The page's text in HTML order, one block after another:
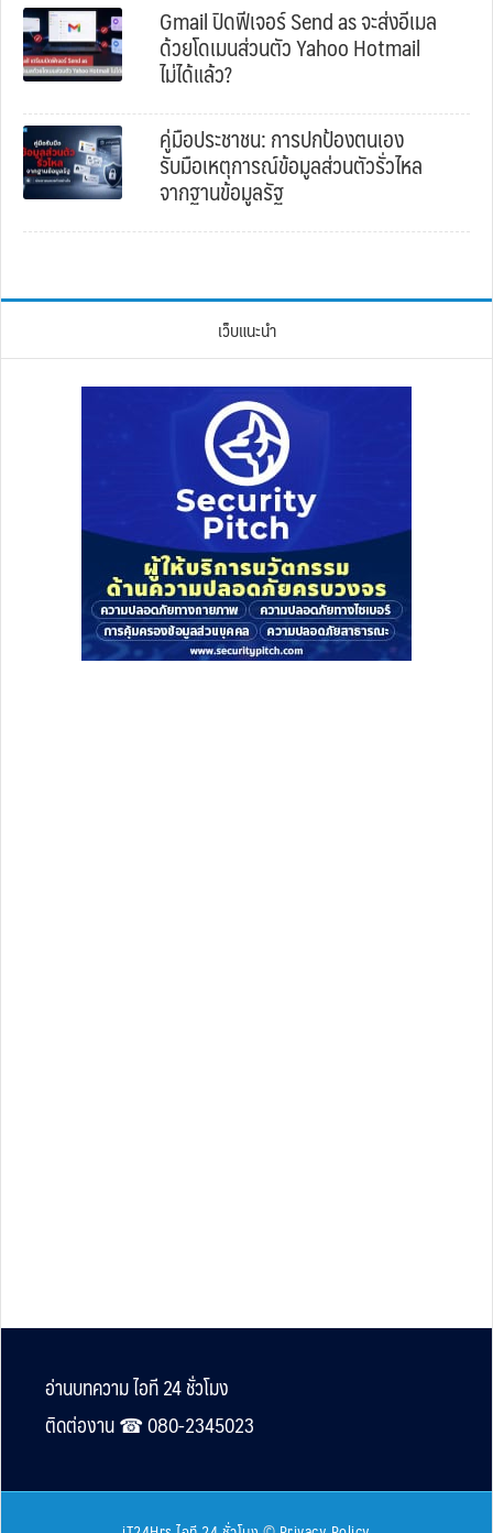
Gmail ปิดฟีเจอร์ Send as จะส่งอีเมล
ด้วยโดเมนส่วนตัว Yahoo Hotmail
ไม่ได้แล้ว?
คู่มือประชาชน: การปกป้องตนเอง
รับมือเหตุการณ์ข้อมูลส่วนตัวรั่วไหล
จากฐานข้อมูลรัฐ
เว็บแนะนำ
Footer
อ่านบทความ ไอที 24 ชั่วโมง
ติดต่องาน ☎︎ 080-2345023